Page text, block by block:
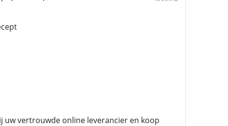
uw vertrouwde online leverancier en koop